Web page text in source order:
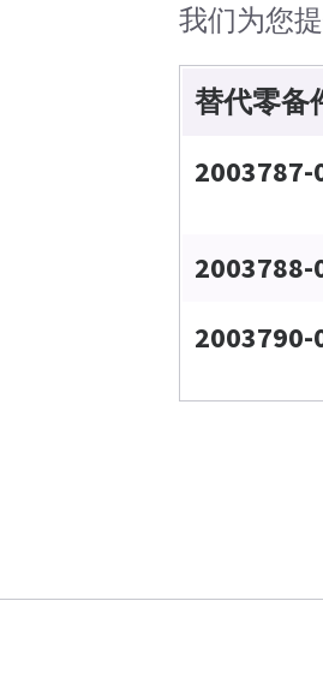
我们为您
替代零备
2003787-
2003788-
2003790-